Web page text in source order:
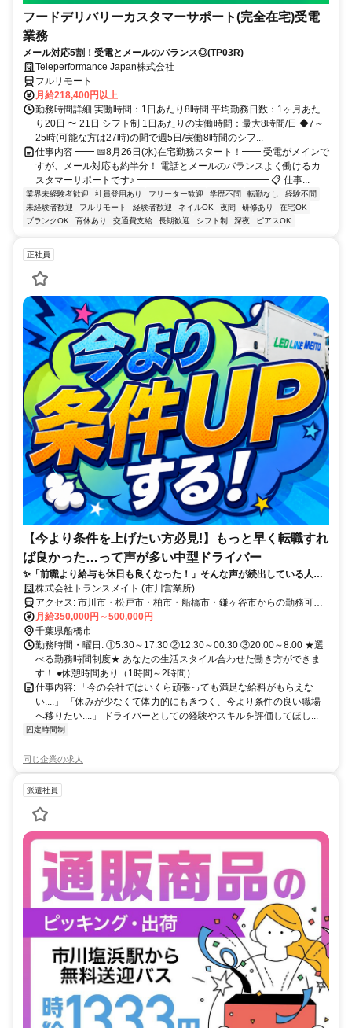
フードデリバリーカスタマーサポート(完全在宅)受電
業務
メール対応5割！受電とメールのバランス◎(TP03R)
Teleperformance Japan株式会社
フルリモート
月給218,400円以上
勤務時間詳細 実働時間：1日あたり8時間 平均勤務日数：1ヶ月あた
り20日 〜 21日 シフト制 1日あたりの実働時間：最大8時間/日 ◆7～
25時(可能な方は27時)の間で週5日/実働8時間のシフ...
仕事内容 ━━ 📅8月26日(水)在宅勤務スタート！━━ 受電がメインで
すが、メール対応も約半分！ 電話とメールのバランスよく働けるカ
スタマーサポートです♪ ━━━━━━━━━━━━━━ 📋 仕事...
業界未経験者歓迎 社員登用あり フリーター歓迎 学歴不問 転勤なし
経験不問
未経験者歓迎
フルリモート 経験者歓迎 ネイルOK 夜間 研修あり
在宅OK
ブランクOK
育休あり 交通費支給 長期歓迎 シフト制 深夜 ピアスOK
正社員
【今より条件を上げたい方必見!】もっと早く転職すれ
ば良かった…って声が多い中型ドライバー
✨「前職より給与も休日も良くなった！」そんな声が続出している人気
案件です！
株式会社トランスメイト (市川営業所)
アクセス: 市川市・松戸市・柏市・船橋市・鎌ヶ谷市からの勤務可
能！ 送迎バス付で東京都からの勤務が可能です!市川塩浜駅・行徳駅
からバスがついているので電車通勤も可能♪駅から会社までバスで5分
～10分程度到着します。車が無くても勤務できます!
月給350,000円～500,000円
千葉県船橋市
勤務時間・曜日: ①5:30～17:30 ②12:30～00:30 ③20:00～8:00 ★選
べる勤務時間制度★ あなたの生活スタイル合わせた働き方ができま
す！ ●休憩時間あり（1時間～2時間）...
仕事内容: 「今の会社ではいくら頑張っても満足な給料がもらえな
い....」 「休みが少なくて体力的にもきつく、今より条件の良い職場
へ移りたい....」 ドライバーとしての経験やスキルを評価してほし...
固定時間制
同じ企業の求人
派遣社員